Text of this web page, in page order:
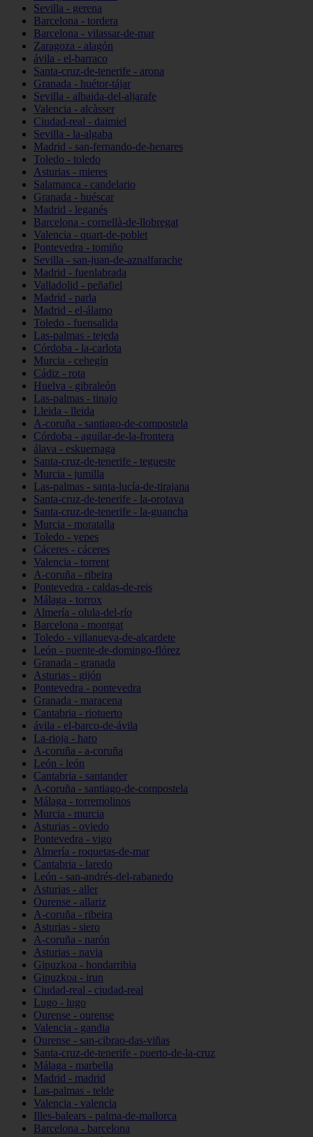
Sevilla - gerena
Barcelona - tordera
Barcelona - vilassar-de-mar
Zaragoza - alagón
ávila - el-barraco
Santa-cruz-de-tenerife - arona
Granada - huétor-tájar
Sevilla - albaida-del-aljarafe
Valencia - alcàsser
Ciudad-real - daimiel
Sevilla - la-algaba
Madrid - san-fernando-de-henares
Toledo - toledo
Asturias - mieres
Salamanca - candelario
Granada - huéscar
Madrid - leganés
Barcelona - cornellà-de-llobregat
Valencia - quart-de-poblet
Pontevedra - tomiño
Sevilla - san-juan-de-aznalfarache
Madrid - fuenlabrada
Valladolid - peñafiel
Madrid - parla
Madrid - el-álamo
Toledo - fuensalida
Las-palmas - tejeda
Córdoba - la-carlota
Murcia - cehegín
Cádiz - rota
Huelva - gibraleón
Las-palmas - tinajo
Lleida - lleida
A-coruña - santiago-de-compostela
Córdoba - aguilar-de-la-frontera
álava - eskuernaga
Santa-cruz-de-tenerife - tegueste
Murcia - jumilla
Las-palmas - santa-lucía-de-tirajana
Santa-cruz-de-tenerife - la-orotava
Santa-cruz-de-tenerife - la-guancha
Murcia - moratalla
Toledo - yepes
Cáceres - cáceres
Valencia - torrent
A-coruña - ribeira
Pontevedra - caldas-de-reis
Málaga - torrox
Almería - olula-del-río
Barcelona - montgat
Toledo - villanueva-de-alcardete
León - puente-de-domingo-flórez
Granada - granada
Asturias - gijón
Pontevedra - pontevedra
Granada - maracena
Cantabria - riotuerto
ávila - el-barco-de-ávila
La-rioja - haro
A-coruña - a-coruña
León - león
Cantabria - santander
A-coruña - santiago-de-compostela
Málaga - torremolinos
Murcia - murcia
Asturias - oviedo
Pontevedra - vigo
Almería - roquetas-de-mar
Cantabria - laredo
León - san-andrés-del-rabanedo
Asturias - aller
Ourense - allariz
A-coruña - ribeira
Asturias - siero
A-coruña - narón
Asturias - navia
Gipuzkoa - hondarribia
Gipuzkoa - irun
Ciudad-real - ciudad-real
Lugo - lugo
Ourense - ourense
Valencia - gandia
Ourense - san-cibrao-das-viñas
Santa-cruz-de-tenerife - puerto-de-la-cruz
Málaga - marbella
Madrid - madrid
Las-palmas - telde
Valencia - valencia
Illes-balears - palma-de-mallorca
Barcelona - barcelona